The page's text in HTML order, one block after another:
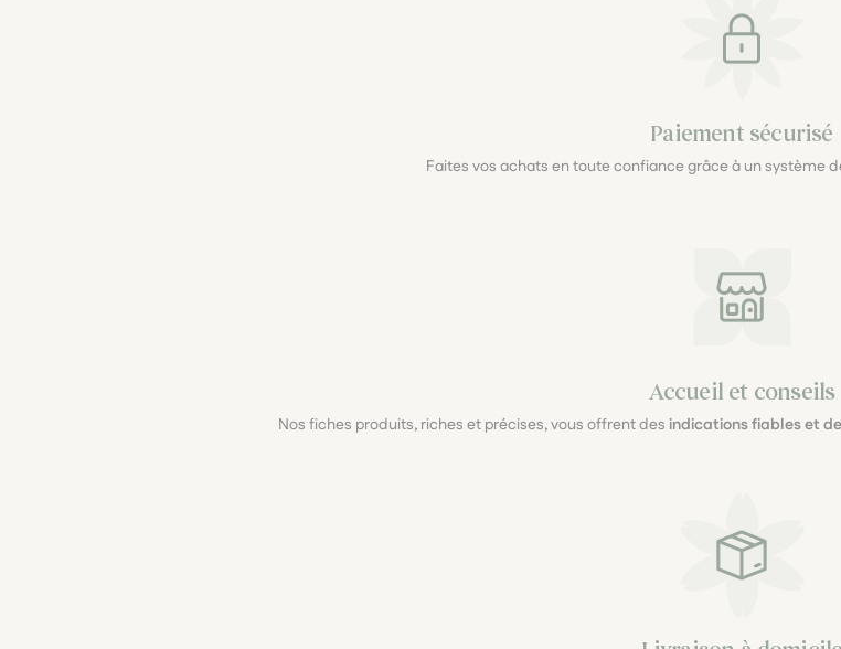
Paiement sécurisé
Faites vos achats en toute confiance grâce à un système
Accueil et conseils
Nos fiches produits, riches et précises, vous offrent des indications fiables et